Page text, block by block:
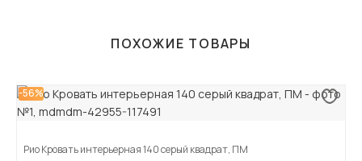
ПОХОЖИЕ ТОВАРЫ
-56%
Рио Кровать интерьерная 140 серый квадрат, ПМ